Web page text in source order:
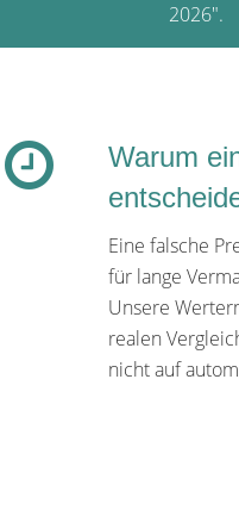
2026".
Warum
Eine falsche
für lange
Unsere
realen
nicht auf